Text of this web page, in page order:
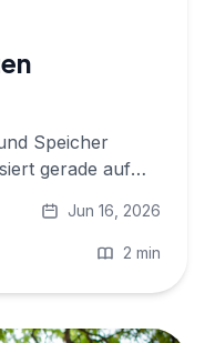
Speicher
gerade auf
bedeutet.
Jun 16, 2026
2 min